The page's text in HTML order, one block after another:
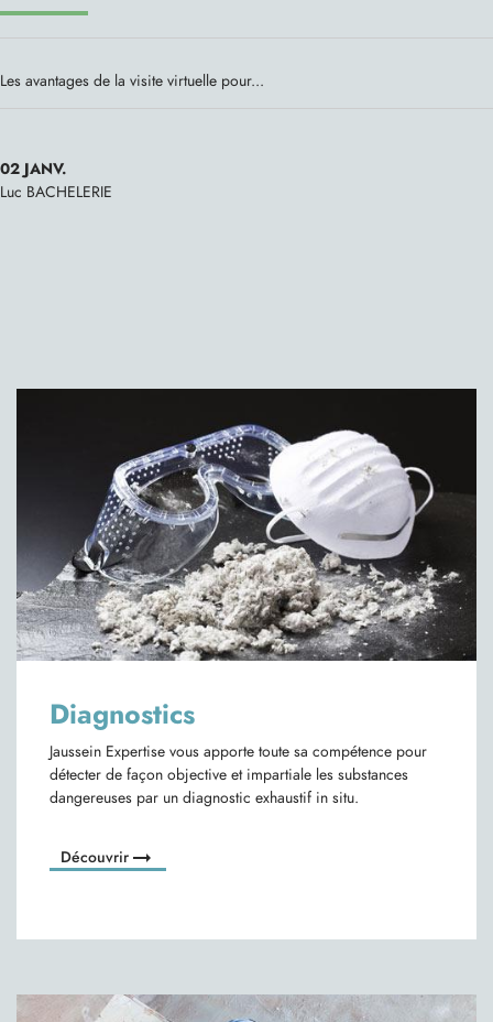
Les avantages de la visite virtuelle pour...
02 JANV.
Luc BACHELERIE
Diagnostics
Jaussein Expertise vous apporte toute sa compétence pour
détecter de façon objective et impartiale les substances
dangereuses par un diagnostic exhaustif in situ.
Découvrir arrow_right_alt